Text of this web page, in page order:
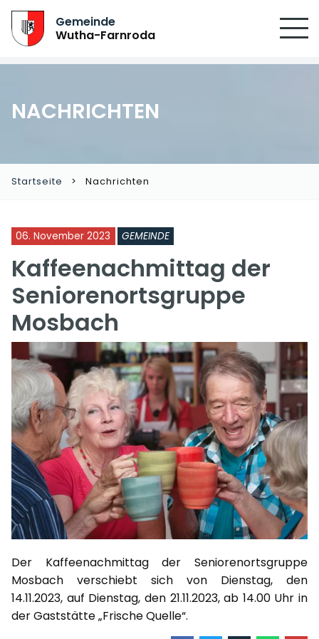
Gemeinde
Wutha-Farnroda
NACHRICHTEN
Startseite Nachrichten
06. November 2023 GEMEINDE
Kaffeenachmittag der
Seniorenortsgruppe
Mosbach
Der Kaffeenachmittag der Seniorenortsgruppe
Mosbach verschiebt sich von Dienstag, den
14.11.2023, auf Dienstag, den 21.11.2023, ab 14.00 Uhr in
der Gaststätte „Frische Quelle“.